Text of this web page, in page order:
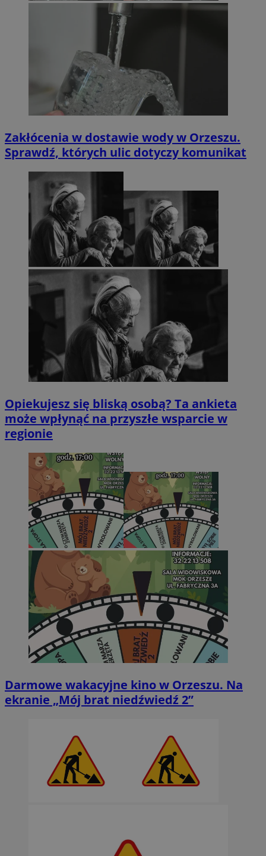
Zakłócenia w dostawie wody w Orzeszu.
Sprawdź, których ulic dotyczy komunikat
Opiekujesz się bliską osobą? Ta ankieta
może wpłynąć na przyszłe wsparcie w
regionie
Darmowe wakacyjne kino w Orzeszu. Na
ekranie „Mój brat niedźwiedź 2”